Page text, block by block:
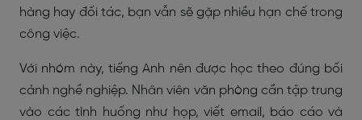
hàng hay đối tác, bạn vẫn sẽ gặp nhiều hạn chế trong
công việc.
Với nhóm này, tiếng Anh nên được học theo đúng bối
cảnh nghề nghiệp. Nhân viên văn phòng cần tập trung
vào các tình huống như họp, viết email, báo cáo và